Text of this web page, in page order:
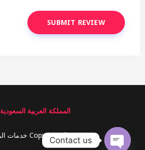
المملكة العربية السعودية
Copyright © 2026 خدمات الرياض
Contact us